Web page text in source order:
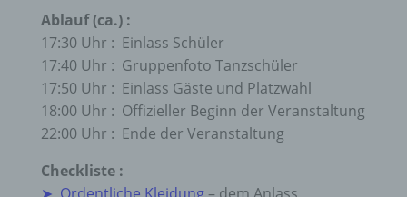
Ablauf (ca.) :
17:30 Uhr : Einlass Schüler
17:40 Uhr : Gruppenfoto Tanzschüler
17:50 Uhr : Einlass Gäste und Platzwahl
18:00 Uhr : Offizieller Beginn der Veranstaltung
22:00 Uhr : Ende der Veranstaltung
Checkliste :